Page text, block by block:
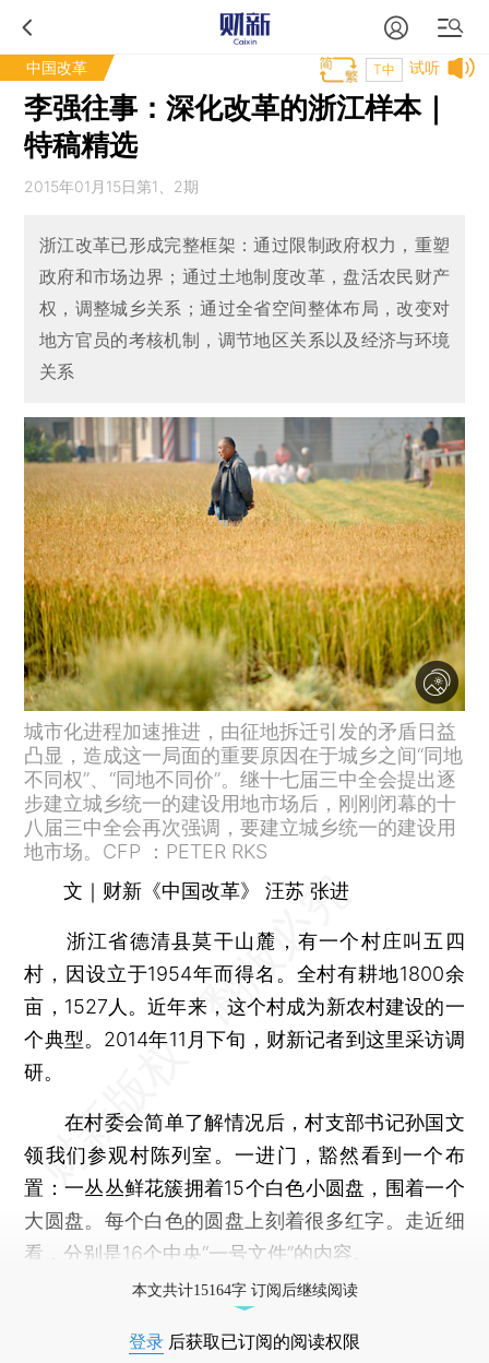
中国改革 试听
T中
李强往事：深化改革的浙江样本｜
特稿精选
2015年01月15日第1、2期
浙江改革已形成完整框架：通过限制政府权力，重塑
政府和市场边界；通过土地制度改革，盘活农民财产
权，调整城乡关系；通过全省空间整体布局，改变对
地方官员的考核机制，调节地区关系以及经济与环境
关系
城市化进程加速推进，由征地拆迁引发的矛盾日益
凸显，造成这一局面的重要原因在于城乡之间“同地
不同权”、“同地不同价”。继十七届三中全会提出逐
步建立城乡统一的建设用地市场后，刚刚闭幕的十
八届三中全会再次强调，要建立城乡统一的建设用
地市场。CFP ：PETER RKS
文｜财新《中国改革》 汪苏 张进
浙江省德清县莫干山麓，有一个村庄叫五四
村，因设立于1954年而得名。全村有耕地1800余
亩，1527人。近年来，这个村成为新农村建设的一
个典型。2014年11月下旬，财新记者到这里采访调
研。
在村委会简单了解情况后，村支部书记孙国文
领我们参观村陈列室。一进门，豁然看到一个布
置：一丛丛鲜花簇拥着15个白色小圆盘，围着一个
大圆盘。每个白色的圆盘上刻着很多红字。走近细
看，分别是16个中央“一号文件”的内容。
本文共计15164字 订阅后继续阅读
登录 后获取已订阅的阅读权限